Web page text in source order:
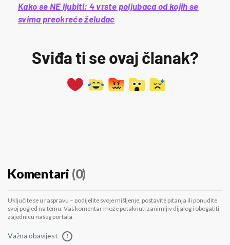
Kako se NE ljubiti: 4 vrste poljubaca od kojih se
svima preokreće želudac
Sviđa ti se ovaj članak?
Komentari (0)
Uključite se u raspravu – podijelite svoje mišljenje, postavite pitanja ili ponudite
svoj pogled na temu. Vaš komentar može potaknuti zanimljiv dijalog i obogatiti
zajednicu našeg portala.
Važna obavijest !